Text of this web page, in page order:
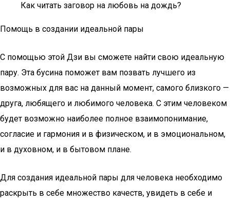
Как читать заговор на любовь на дождь?
Помощь в создании идеальной пары
С помощью этой Дзи вы сможете найти свою идеальную
пару. Эта бусина поможет вам позвать лучшего из
возможных для вас на данный момент, самого близкого —
друга, любящего и любимого человека. С этим человеком
будет возможно наиболее полное взаимопонимание,
согласие и гармония и в физическом, и в эмоциональном,
и в духовном, и в бытовом плане.
Для создания идеальной пары для человека необходимо
раскрыть в себе множество качеств, увидеть в себе и